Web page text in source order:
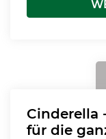
Cinderella
für die